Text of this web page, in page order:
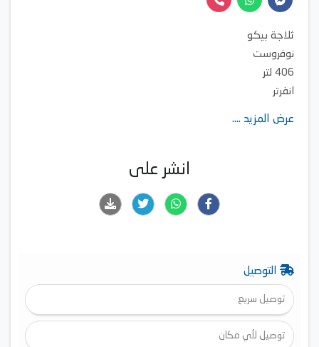
ثلاجة بيكو
نوفروست
406 لتر
انفرتر
عرض المزيد ....
انشر على
التوصيل
توصيل سريع
توصيل لأي مكان